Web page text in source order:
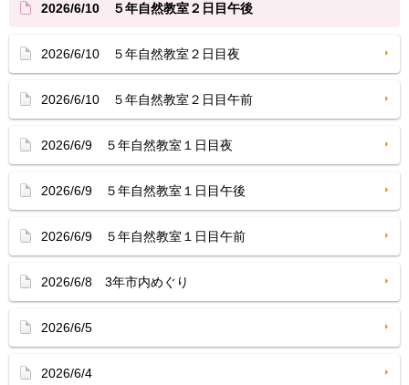
2026/6/10 ５年自然教室２日目午後
2026/6/10 ５年自然教室２日目夜
2026/6/10 ５年自然教室２日目午前
2026/6/9 ５年自然教室１日目夜
2026/6/9 ５年自然教室１日目午後
2026/6/9 ５年自然教室１日目午前
2026/6/8 3年市内めぐり
2026/6/5
2026/6/4